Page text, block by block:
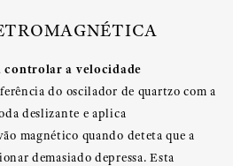
controlar a velocidade
do oscilador de quartzo com a
deslizante e aplica
magnético quando deteta que a
demasiado depressa. Esta